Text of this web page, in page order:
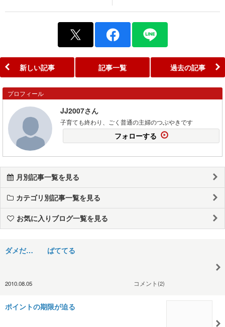
新しい記事 記事一覧 過去の記事
プロフィール
JJ2007さん
子育ても終わり、ごく普通の主婦のつぶやきです
フォローする
月別記事一覧を見る
カテゴリ別記事一覧を見る
お気に入りブログ一覧を見る
ダメだ… ばててる
2010.08.05 コメント(2)
ポイントの期限が迫る